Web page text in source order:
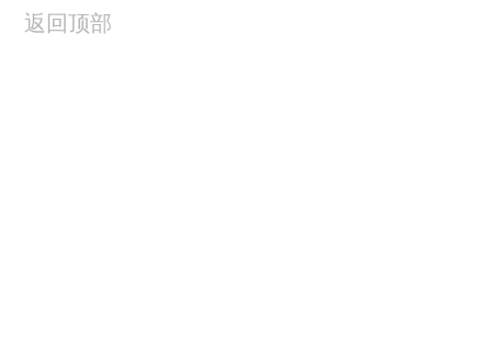
返回顶部